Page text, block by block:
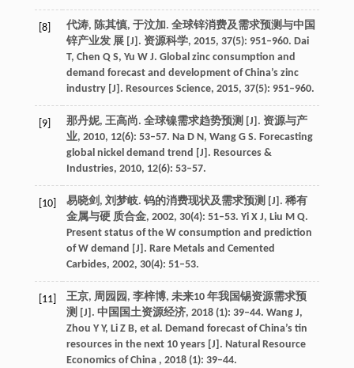
[8]
代涛, 陈其慎, 于汶加. 全球锌消费及需求预测与中国
锌产业发 展 [J]. 资源科学, 2015, 37(5): 951–960. Dai
T, Chen Q S, Yu W J. Global zinc consumption and
demand forecast and development of China’s zinc
industry [J]. Resources Science, 2015, 37(5): 951–960.
[9]
那丹妮, 王高尚. 全球镍需求趋势预测 [J]. 资源与产
业, 2010, 12(6): 53–57. Na D N, Wang G S. Forecasting
global nickel demand trend [J]. Resources &
Industries, 2010, 12(6): 53–57.
[10]
易晓剑, 刘梦岐. 钨的消费现状及需求预测 [J]. 稀有
金属与硬 质合金, 2002, 30(4): 51–53. Yi X J, Liu M Q.
Present status of the W consumption and prediction
of W demand [J]. Rare Metals and Cemented
Carbides, 2002, 30(4): 51–53.
[11]
王京, 周园园, 李梓博, 未来10 年我国锡资源需求预
测 [J]. 中国国土资源经济, 2018 (1): 39–44. Wang J,
Zhou Y Y, Li Z B, et al. Demand forecast of China’s tin
resources in the next 10 years [J]. Natural Resource
Economics of China , 2018 (1): 39–44.